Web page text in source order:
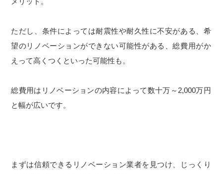
ただし、条件によっては耐震性や耐久性に不安がある、希
望のリノベーションができない可能性がある、総費用がか
えって高くつくといった可能性も。
総費用はリノベーションの内容によって数十万～2,000万円
と幅が広いです。
まずは信頼できるリノベーション業者を見つけ、じっくり